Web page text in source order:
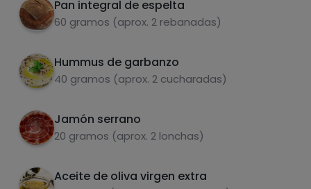
Pan integral de espelta
60 gramos (aprox. 2 rebanadas)
Hummus de garbanzo
40 gramos (aprox. 2 cucharadas)
Jamón serrano
20 gramos (aprox. 2 lonchas)
Aceite de oliva virgen extra
5 Cuando esté, hacer el huevo a la plancha.
6 Untar cada rebanada de pan tostado con un
poco de hummus de garbanzos y colocar
por encima y salpimentar al gusto.
Carbohidratos Proteínas
Grasas